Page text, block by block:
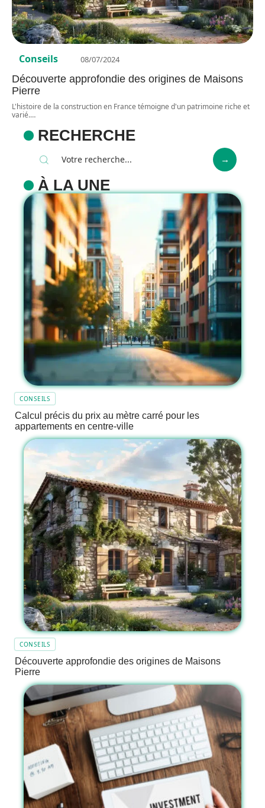
Conseils 08/07/2024
Découverte approfondie des origines de Maisons
Pierre
L'histoire de la construction en France témoigne d'un patrimoine riche et
varié.…
RECHERCHE
À LA UNE
CONSEILS
Calcul précis du prix au mètre carré pour les
appartements en centre-ville
CONSEILS
Découverte approfondie des origines de Maisons
Pierre